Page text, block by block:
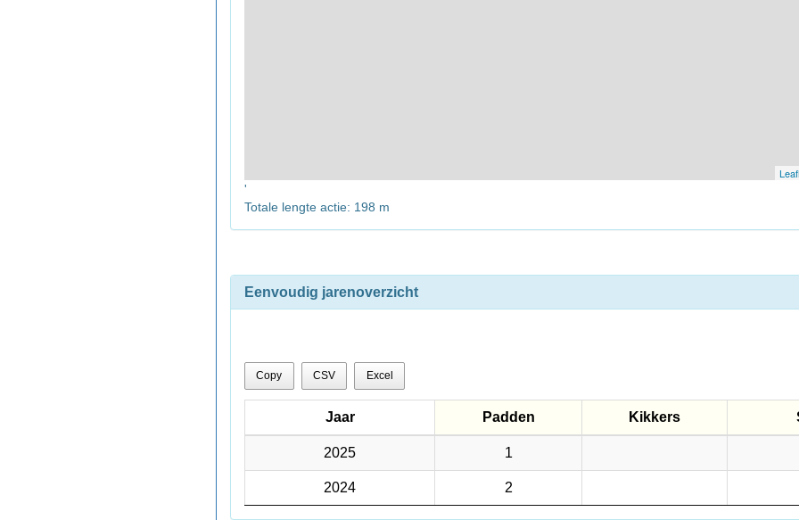
'
Totale lengte actie: 198 m
Eenvoudig jarenoverzicht
Copy CSV Excel
Jaar Padden Kikkers
Jaar
Padden
2025 1
2024 2
Jaar
2025
2024